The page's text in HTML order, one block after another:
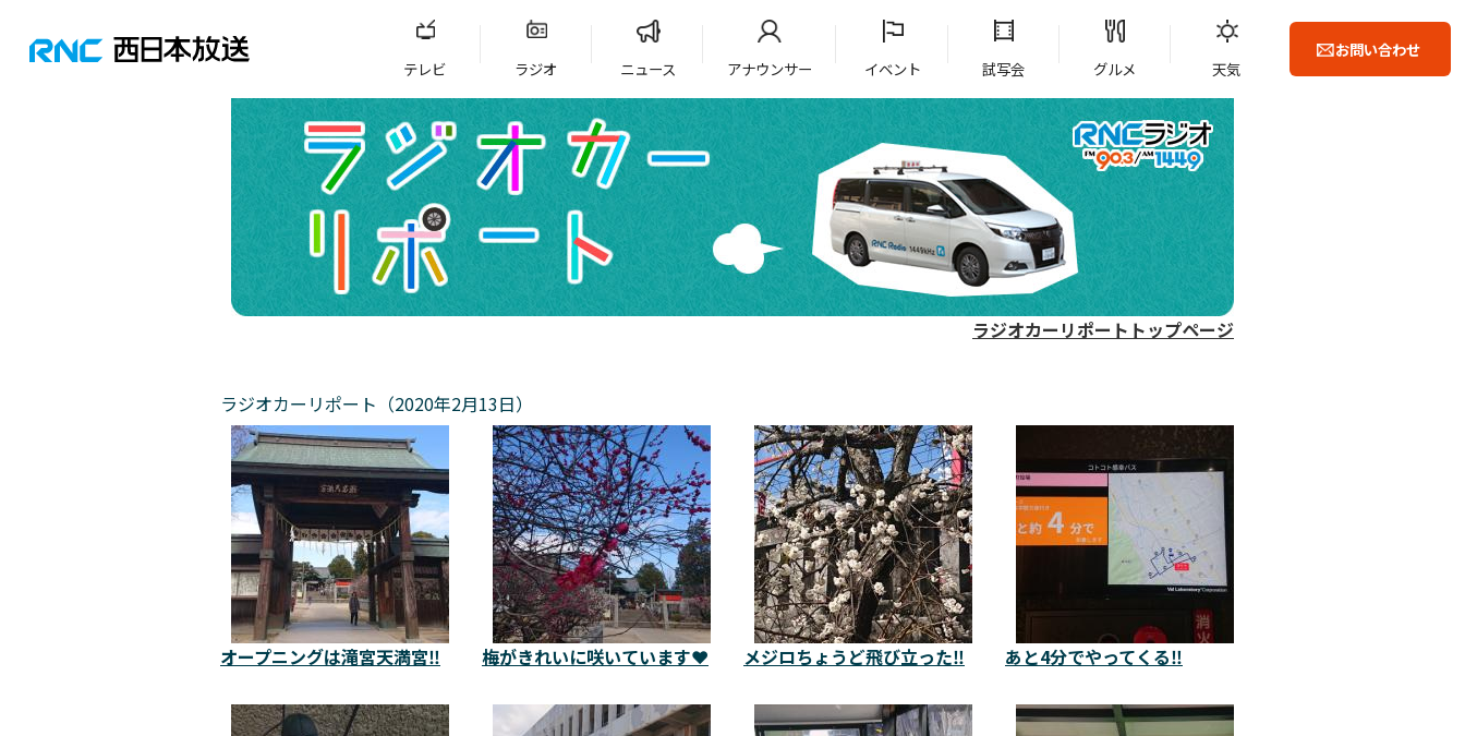
テレビ ラジオ ニュース アナウンサー イベント 試写会 グルメ 天気
お問い合わせ
ラジオカーリポートトップページ
ラジオカーリポート（2020年2月13日）
オープニングは滝宮天満宮‼️ 梅がきれいに咲いています❤️ メジロちょうど飛び立った‼️ あと4分でやってくる‼️